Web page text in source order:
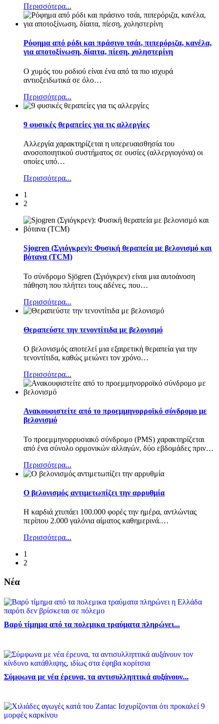
Περισσότερα...
Ρόφημα από ρόδι και πράσινο τσάι, πιπερόριζα, κανέλα,
για αποτοξίνωση, δίαιτα, πίεση, χοληστερίνη
Ο χυμός του ροδιού είναι ένα από τα πιο ισχυρά
αντιοξειδωτικά σε όλο…
Περισσότερα...
9 φυσικές θεραπείες για τις αλλεργίες
Αλλεργία χαρακτηρίζεται η υπερευαισθησία του
ανοσοποιητικού συστήματος σε ουσίες (αλλεργιογόνα) οι
οποίες υπό…
Περισσότερα...
1
2
Sjogren (Σγιόγκρεν): Φυσική θεραπεία με βελονισμό και
βότανα (TCM)
Το σύνδρομο Sjögren (Σγιόγκρεν) είναι μια αυτοάνοση
πάθηση που πλήττει τους αδένες, που…
Περισσότερα...
Θεραπεύστε την τενοντίτιδα με βελονισμό
Ο βελονισμός αποτελεί μια εξαιρετική θεραπεία για την
τενοντίτιδα, καθώς μειώνει τον χρόνο…
Περισσότερα...
Ανακουφιστείτε από το προεμμηνορροϊκό σύνδρομο με
βελονισμό
Το προεμμηνορρυσιακό σύνδρομο (PMS) χαρακτηρίζεται
από ένα σύνολο ορμονικών αλλαγών, δύο εβδομάδες πριν…
Περισσότερα...
Ο βελονισμός αντιμετωπίζει την αρρυθμία
Η καρδιά χτυπάει 100.000 φορές την ημέρα, αντλώντας
περίπου 2.000 γαλόνια αίματος καθημερινά.…
Περισσότερα...
1
2
Νέα
Βαρύ τίμημα από τα πολεμικα τραύματα πληρώνει...
Σύμφωνα με νέα έρευνα, τα αντισυλληπτικά αυξάνουν...